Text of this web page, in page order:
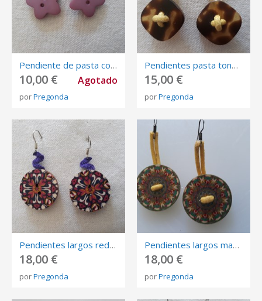
Pendiente de pasta con forma de estrella en color lila. Cierre de gancho en plata de ley.
10,00 € Agotado
porPregonda
Pendientes pasta tonos ámbar con cordón algodón amarillo. Cierre de gancho de plata.
15,00 €
porPregonda
Pendientes largos redondos de madera pintada lila naranja blanco. Cierre de gancho de plata oxidada.
18,00 €
porPregonda
Pendientes largos madera tonos amarillo gris naranja. Cierre de gancho de plata oxidada.
18,00 €
porPregonda